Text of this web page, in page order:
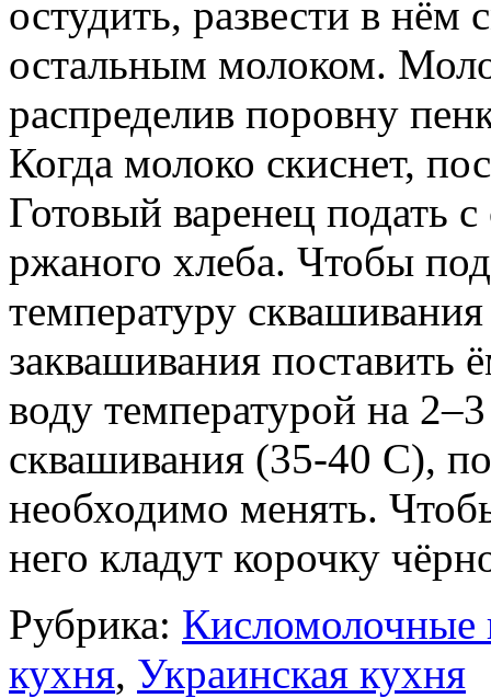
остудить, развести в
остальным молоком.
распределив поровну
Когда молоко скиснет,
Готовый варенец подать
ржаного хлеба. Чтобы
температуру
заквашивания поставить
воду температурой на
сквашивания (35-40 С),
необходимо менять.
него кладут корочку
Рубрика: Кисломолочные
кухня, Украинская кухня